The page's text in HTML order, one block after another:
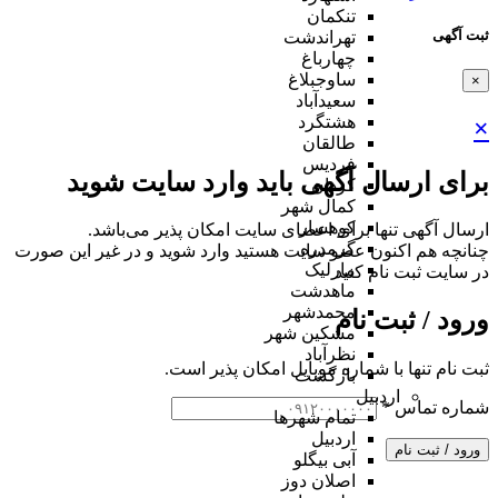
ثبت آگهی
×
×
برای ارسال آگهی باید وارد سایت شوید
ارسال آگهی تنها برای اعضای سایت امکان پذیر می‌باشد.
چنانچه هم‌ اکنون عضو سایت هستید وارد شوید و در غیر این صورت
در سایت ثبت نام کنید
ورود / ثبت نام
ثبت نام تنها با شماره موبایل امکان پذیر است.
شماره تماس*
ورود / ثبت نام
تنکمان
تهراندشت
چهارباغ
ساوجبلاغ
سعیدآباد
هشتگرد
طالقان
فردیس
کردان
کمال شهر
کوهسار
گرمدره
مارلیک
ماهدشت
محمدشهر
مشکین شهر
نظرآباد
بازگشت
اردبیل
تمام شهر‌ها
اردبیل
آبی بیگلو
اصلان دوز